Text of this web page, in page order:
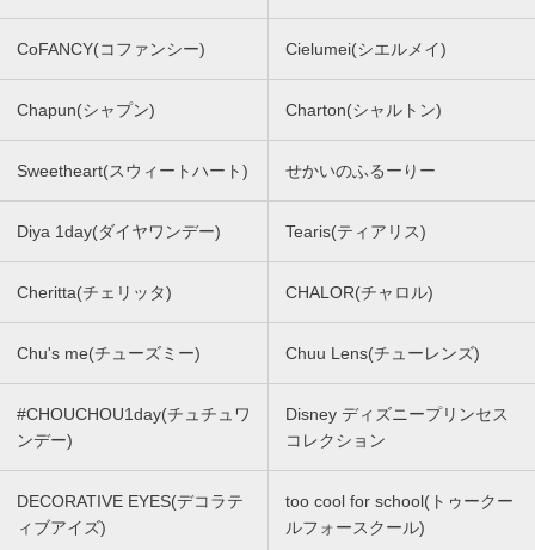
CoFANCY(コファンシー) Cielumei(シエルメイ)
Chapun(シャプン) Charton(シャルトン)
Sweetheart(スウィートハート) せかいのふるーりー
Diya 1day(ダイヤワンデー) Tearis(ティアリス)
Cheritta(チェリッタ) CHALOR(チャロル)
Chu's me(チューズミー) Chuu Lens(チューレンズ)
#CHOUCHOU1day(チュチュワ
ンデー)
Disney ディズニープリンセス
コレクション
DECORATIVE EYES(デコラテ
ィブアイズ)
too cool for school(トゥークー
ルフォースクール)